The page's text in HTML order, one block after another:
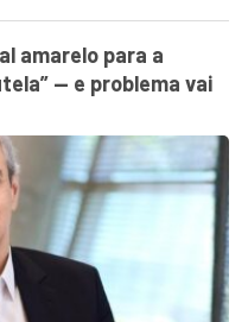
amarelo para a
— e problema vai